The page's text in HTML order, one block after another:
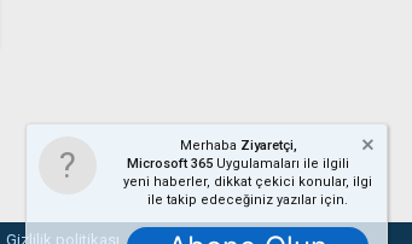
Gizlilik politikası Yardım Ana sayfa R
Merhaba Ziyaretçi,
Microsoft 365 Uygulamaları ile ilgili
yeni haberler, dikkat çekici konular, ilgi
ile takip edeceğiniz yazılar için.